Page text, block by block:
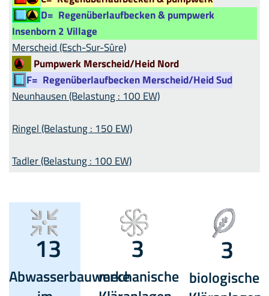
D= Regenüberlaufbecken & pumpwerk
Insenborn 2 Village
Merscheid (Esch-Sur-Sûre)
Pumpwerk Merscheid/Heid Nord
F= Regenüberlaufbecken Merscheid/Heid Sud
Neunhausen (Belastung : 100 EW)
Ringel (Belastung : 150 EW)
Tadler (Belastung : 100 EW)
13
Abwasserbauwerke
3
mechanische
3
biologische